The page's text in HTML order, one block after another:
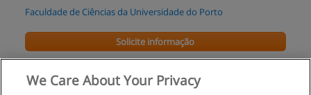
Faculdade de Ciências da Universidade do Porto
Solicite informação
Licenciatura em Bioquímica
We Care About Your Privacy